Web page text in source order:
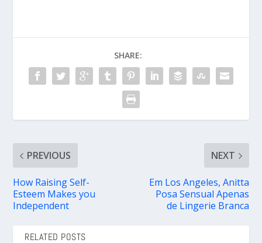
SHARE:
PREVIOUS
How Raising Self-
Esteem Makes you
Independent
NEXT
Em Los Angeles, Anitta
Posa Sensual Apenas
de Lingerie Branca
RELATED POSTS